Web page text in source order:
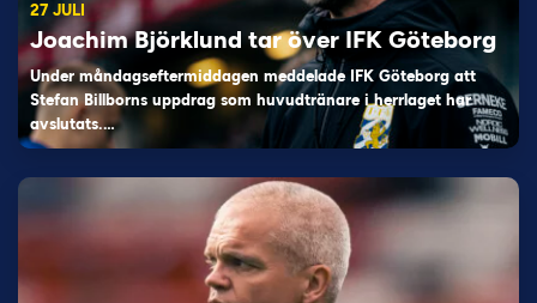
27 JULI
Joachim Björklund tar över IFK Göteborg
Under måndagseftermiddagen meddelade IFK Göteborg att
Stefan Billborns uppdrag som huvudtränare i herrlaget har
avslutats.…